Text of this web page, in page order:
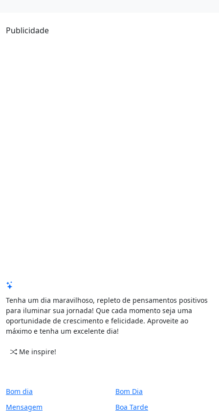
Publicidade
Tenha um dia maravilhoso, repleto de pensamentos positivos
para iluminar sua jornada! Que cada momento seja uma
oportunidade de crescimento e felicidade. Aproveite ao
máximo e tenha um excelente dia!
Me inspire!
Bom dia
Mensagem
Bom Dia
Boa Tarde